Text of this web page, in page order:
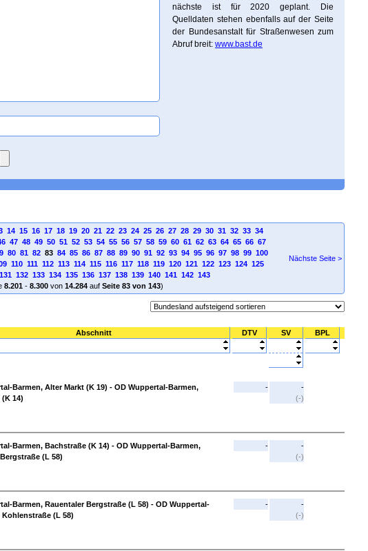
nächste ist für 2020 geplant. Die
Quelldaten stehen ebenfalls auf der Seite
der Bundesanstalt für Straßenwesen zum
Abruf breit: www.bast.de
14 15 16 17 18 19 20 21 22 23 24 25 26 27 28 29 30 31 32 33 34
47 48 49 50 51 52 53 54 55 56 57 58 59 60 61 62 63 64 65 66 67
80 81 8283 84 85 86 87 88 89 90 91 92 93 94 95 96 97 98 99 100
110 111 112 113 114 115 116 117 118 119 120 121 122 123 124 125
131 132 133 134 135 136 137 138 139 140 141 142 143
8.201- 8.300von 14.284auf Seite 83 von 143)
Nächste Seite >
Abschnitt DTV SV BPL
Barmen, Alter Markt (K 19) - OD Wuppertal-Barmen,
14)
-
-
(-)
Barmen, Bachstraße (K 14) - OD Wuppertal-Barmen,
(L 58)
-
-
(-)
Barmen, Rauentaler Bergstraße (L 58) - OD Wuppertal-
(L 58)
-
-
(-)